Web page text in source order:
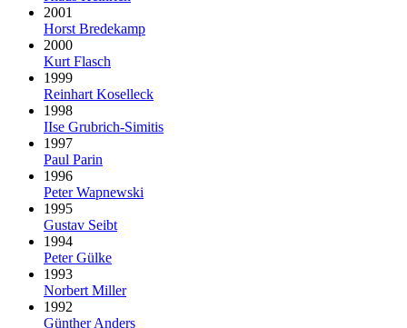
2001
Horst Bredekamp
2000
Kurt Flasch
1999
Reinhart Koselleck
1998
IIse Grubrich-Simitis
1997
Paul Parin
1996
Peter Wapnewski
1995
Gustav Seibt
1994
Peter Gülke
1993
Norbert Miller
1992
Günther Anders